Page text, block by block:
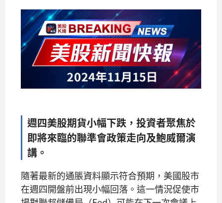
週四美股期貨小幅下跌，投資者聚焦於
即將來臨的聯準會政策走向及鮑威爾演
講。
隨著最新的通脹資料顯示符合預期，美國股市
在週四開盤前出現小幅回落。這一情況促使市